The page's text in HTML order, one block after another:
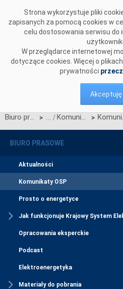
Strona wykorzystuje pliki
zapisanych za pomocą cookies w
celu dostosowania serwisu do
W przeglądarce internetowej
dotyczące cookies. Więcej o
prywatności
Akceptuję
Biuro prasowe > Komunikaty OSP > Komunikat
BIURO PRASOWE
Aktualności
Komunikaty OSP
Prosto o energetyce
Jak funkcjonuje Krajowy System
Opracowania eksperckie
Podcast
Elektroenergetyka
Materiały do pobrania